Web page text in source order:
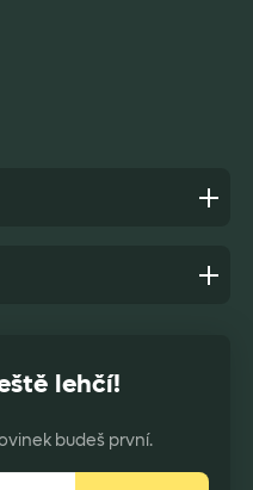
lehčí!
budeš první.